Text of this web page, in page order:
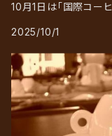
10月1日は「国際コーヒ
2025/10/1